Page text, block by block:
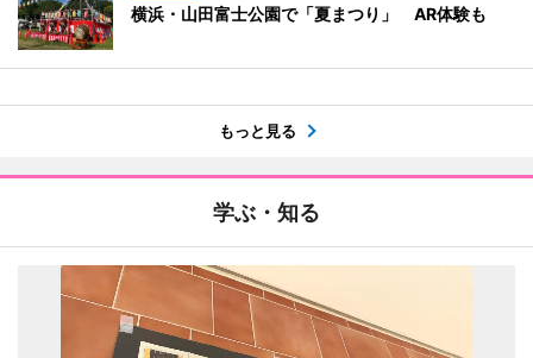
横浜・山田富士公園で「夏まつり」 AR体験も
もっと見る
学ぶ・知る